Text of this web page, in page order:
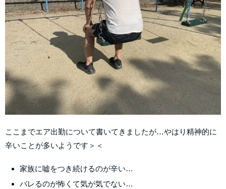
ここまでエア出勤について書いてきましたが…やはり精神的に
辛いことが多いようです＞＜
家族に嘘をつき続けるのが辛い…
バレるのが怖くて気が気でない…